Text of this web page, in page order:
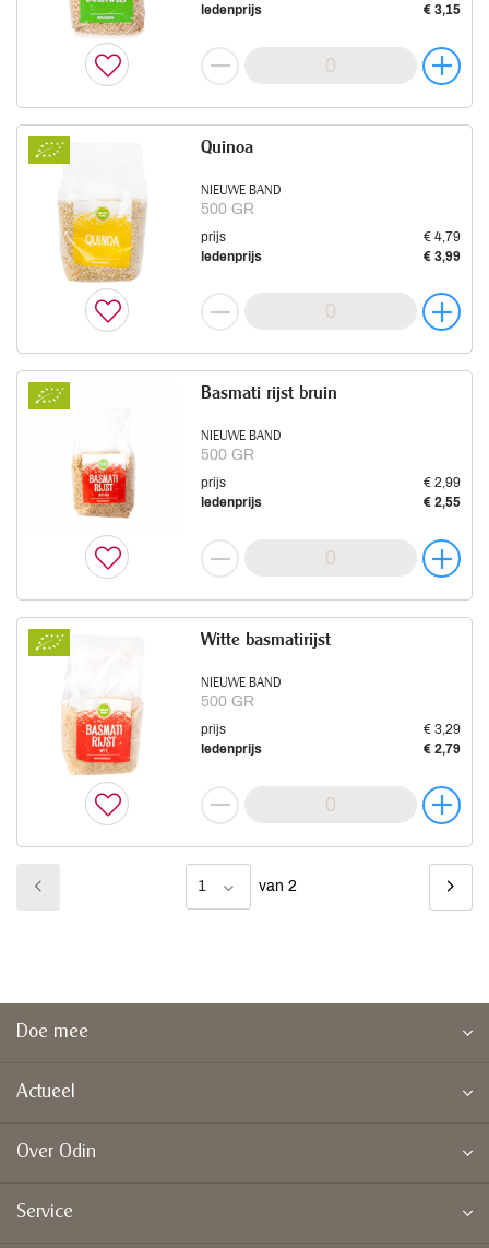
ledenprijs
€ 3,15
NIEUWE BAND
500 GR
Quinoa
prijs
€ 4,79
ledenprijs
€ 3,99
NIEUWE BAND
500 GR
Basmati rijst bruin
prijs
€ 2,99
ledenprijs
€ 2,55
NIEUWE BAND
500 GR
Witte basmatirijst
prijs
€ 3,29
ledenprijs
€ 2,79
1 van 2
Doe mee
Actueel
Over Odin
Service